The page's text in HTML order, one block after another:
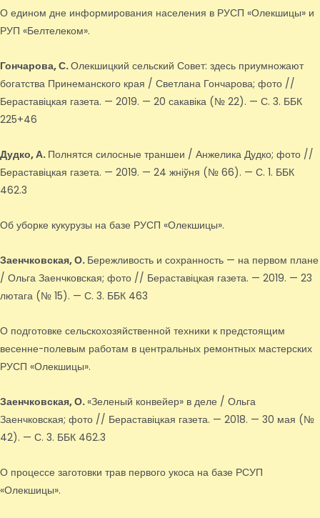
О едином дне информирования населения в РУСП «Олекшицы» и
РУП «Белтелеком».
Гончарова, С.Олекшицкий сельский Совет: здесь приумножают
богатства Принеманского края / Светлана Гончарова; фото //
Бераставіцкая газета. — 2019. — 20 сакавіка (№ 22). — С. 3. ББК
225+46
Дудко, А. Полнятся силосные траншеи / Анжелика Дудко; фото //
Бераставіцкая газета. — 2019. — 24 жніўня (№ 66). — С. 1. ББК
462.3
Об уборке кукурузы на базе РУСП «Олекшицы».
Заенчковская, О. Бережливость и сохранность — на первом плане
/ Ольга Заенчковская; фото // Бераставіцкая газета. — 2019. — 23
лютага (№ 15). — С. 3. ББК 463
О подготовке сельскохозяйственной техники к предстоящим
весенне-полевым работам в центральных ремонтных мастерских
РУСП «Олекшицы».
Заенчковская, О.«Зеленый конвейер» в деле / Ольга
Заенчковская; фото // Бераставіцкая газета. — 2018. — 30 мая (№
42). — С. 3. ББК 462.3
О процессе заготовки трав первого укоса на базе РСУП
«Олекшицы».